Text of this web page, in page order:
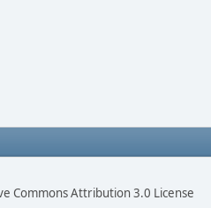
Commons Attribution 3.0 License